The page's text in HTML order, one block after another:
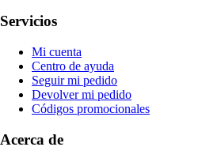
Servicios
Mi cuenta
Centro de ayuda
Seguir mi pedido
Devolver mi pedido
Códigos promocionales
Acerca de